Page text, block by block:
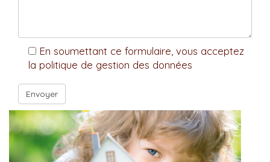
En soumettant ce formulaire, vous acceptez
la politique de gestion des données